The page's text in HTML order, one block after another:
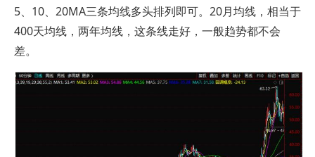
5、10、20MA三条均线多头排列即可。20月均线，相当于
400天均线，两年均线，这条线走好，一般趋势都不会
差。